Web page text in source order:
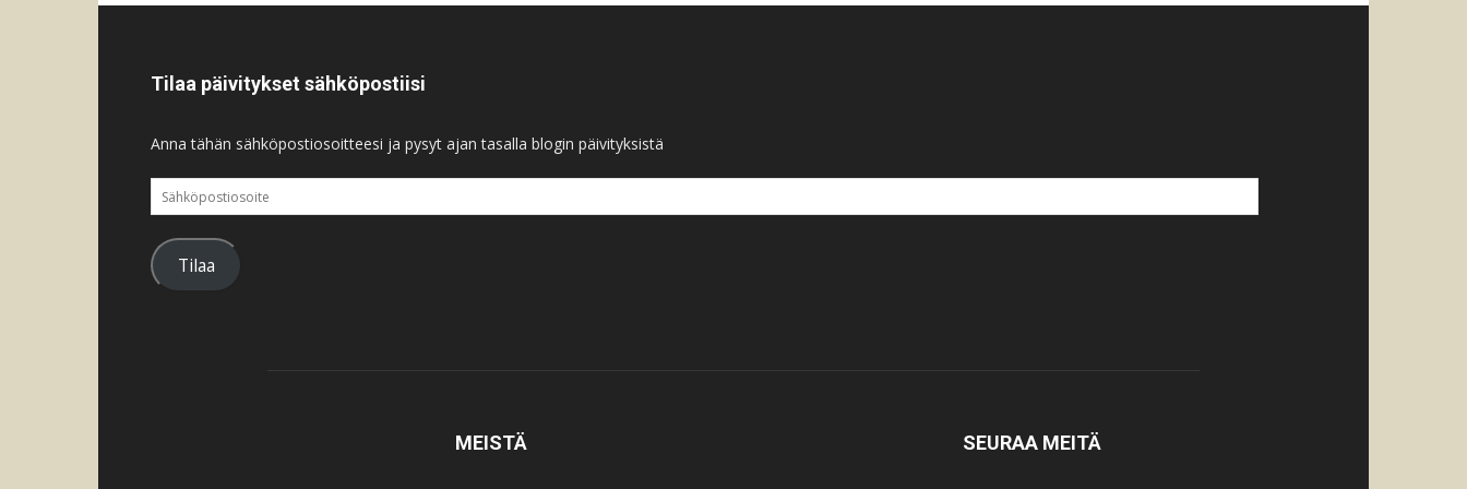
Tilaa päivitykset sähköpostiisi
Anna tähän sähköpostiosoitteesi ja pysyt ajan tasalla blogin päivityksistä
Sähköpostiosoite
Tilaa
MEISTÄ SEURAA MEITÄ